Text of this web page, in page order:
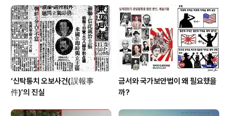
‘신탁통치 오보사건(誤報事
件)’의 진실
금서와 국가보안법이 왜 필요했을
까?